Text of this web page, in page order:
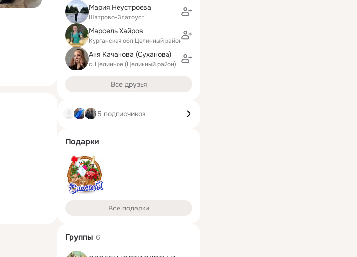
Мария Неустроева
Шатрово-Златоуст
Марсель Хайров
Курганская обл Целинный район д.Красный Октябрь
Аня Качанова (Суханова)
с. Целинное (Целинный район)
Все друзья
5 подписчиков
Подарки
Все подарки
Группы 6